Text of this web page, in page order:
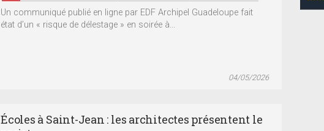
Un communiqué publié en ligne par EDF Archipel Guadeloupe fait
état d’un « risque de délestage » en soirée à...
04/05/2026
Écoles à Saint-Jean : les architectes présentent le